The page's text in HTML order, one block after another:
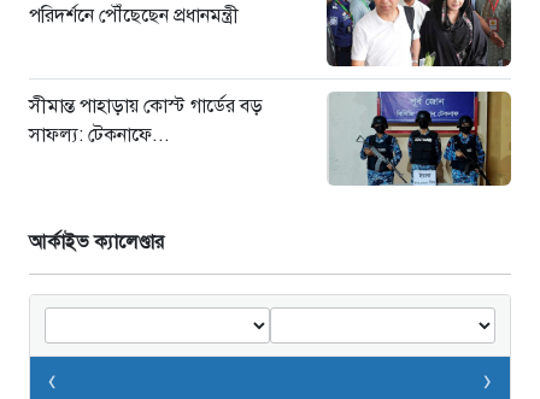
পরিদর্শনে পৌঁছেছেন প্রধানমন্ত্রী
সীমান্ত পাহাড়ায় কোস্ট গার্ডের বড়
সাফল্য: টেকনাফে...
আর্কাইভ ক্যালেণ্ডার
‹ ›